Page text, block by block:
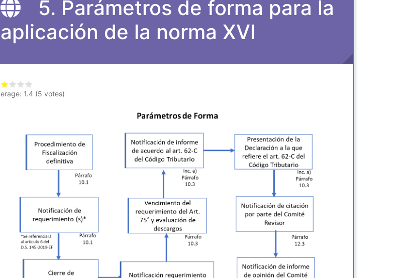
5. Parámetros de forma para la
aplicación de la norma XVI
1.4 (5 votes)